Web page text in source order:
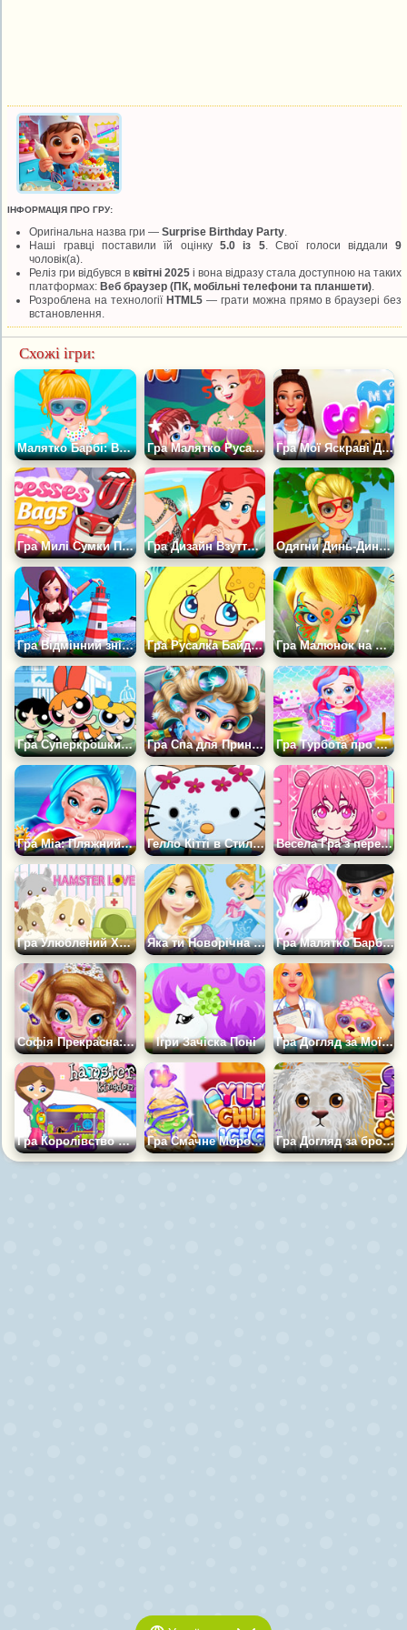
ІНФОРМАЦІЯ ПРО ГРУ:
Оригінальна назва гри —Surprise Birthday Party
Наші гравці поставили їй оцінку5.0 із 5. Свої голоси віддали9
чоловік(а).
Реліз гри відбувся вквітні 2025 і вона відразу стала доступною на таких
платформах:Веб браузер (ПК, мобільні телефони та планшети)
Розроблена на технології HTML5— грати можна прямо в браузері без
встановлення.
Схожі ігри:
Малятко Барбі: Випадок у Воді Гра Малятко Русалочка Лола Гра Мої Яскраві Джинсові Дні
Гра Милі Сумки Принцес Гра Дизайн Взуття Русалочки Аріель Одягни Динь-Динь у Наші Дні
Гра Відмінний знімок Гра Русалка Байдикує Гра Малюнок на Обличчі Дінь-Дінь
Гра Суперкрошки: Заворушення Моджо Гра Спа для Принцеси Ельзи Гра Турбота про Крихітку Русалку
Гра Міа: Пляжний Спа-центр Гелло Кітті в Стилі Холодне Серце Весела Гра з переодяганням
Гра Улюблений Хом'як Яка ти Новорічна Принцеса? Гра Малятко Барбі і Поні
Софія Прекрасна: Реальний Макіяж Ігри Зачіска Поні Гра Догляд за Моїм милим вихованцем
Гра Королівство Хом'яка Гра Смачне Морозиво Чуррос Гра Догляд за бродячим цуценям